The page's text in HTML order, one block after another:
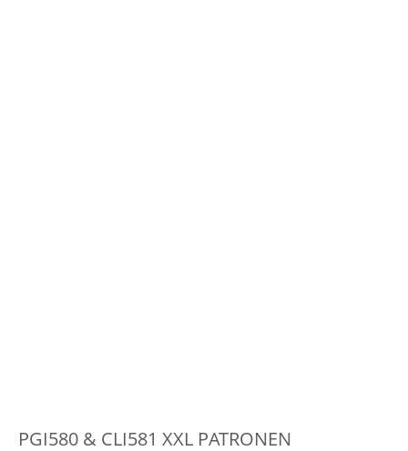
PGI580 & CLI581 XXL PATRONEN